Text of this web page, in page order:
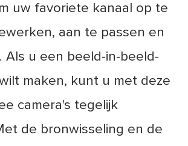
uw favoriete kanaal op te
aan te passen en
Als u een beeld-in-beeld-
maken, kunt u met deze
camera's tegelijk
de bronwisseling en de